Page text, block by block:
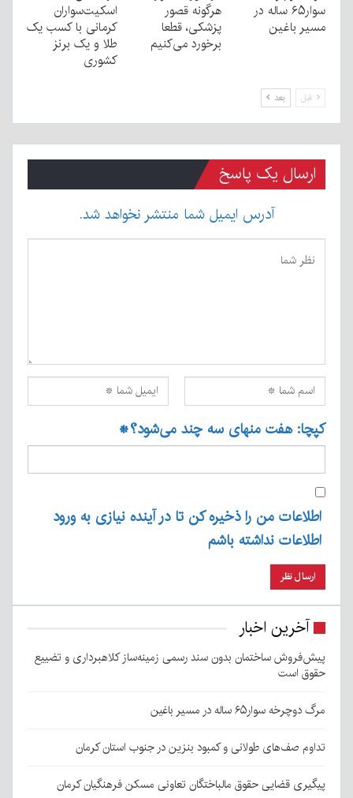
سوار۶۵ ساله در
مسیر باغین
هرگونه قصور
پزشکی، قطعا
برخورد می‌کنیم
اسکیت‌سواران
کرمانی با کسب یک
طلا و یک برنز
کشوری
قبل بعد
ارسال یک پاسخ
آدرس ایمیل شما منتشر نخواهد شد.
کپچا: هفت منهای سه چند می‌شود؟*
اطلاعات من را ذخیره کن تا در آینده نیازی به ورود
اطلاعات نداشته باشم
آخرین اخبار
پیش‌فروش ساختمان بدون سند رسمی زمینه‌ساز کلاهبرداری و تضییع
حقوق است
مرگ دوچرخه سوار۶۵ ساله در مسیر باغین
تداوم صف‌های طولانی و کمبود بنزین در جنوب استان کرمان
پیگیری قضایی حقوق مالباختگان تعاونی مسکن فرهنگیان کرمان